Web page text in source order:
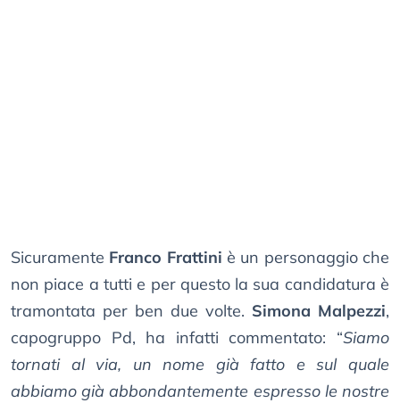
Sicuramente Franco Frattiniè un personaggio che
non piace a tutti e per questo la sua candidatura è
tramontata per ben due volte. Simona Malpezzi,
capogruppo Pd, ha infatti commentato: “Siamo
tornati al via, un nome già fatto e sul quale
abbiamo già abbondantemente espresso le nostre